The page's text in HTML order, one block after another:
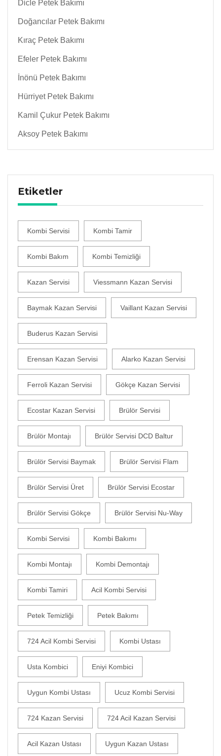
Dicle Petek Bakımı
Doğancılar Petek Bakımı
Kıraç Petek Bakımı
Efeler Petek Bakımı
İnönü Petek Bakımı
Hürriyet Petek Bakımı
Kamil Çukur Petek Bakımı
Aksoy Petek Bakımı
Etiketler
Kombi Servisi Kombi Tamir
Kombi Bakım Kombi Temizliği
Kazan Servisi Viessmann Kazan Servisi
Baymak Kazan Servisi Vaillant Kazan Servisi
Buderus Kazan Servisi
Erensan Kazan Servisi Alarko Kazan Servisi
Ferroli Kazan Servisi Gökçe Kazan Servisi
Ecostar Kazan Servisi Brülör Servisi
Brülör Montajı Brülör Servisi DCD Baltur
Brülör Servisi Baymak Brülör Servisi Flam
Brülör Servisi Üret Brülör Servisi Ecostar
Brülör Servisi Gökçe Brülör Servisi Nu-Way
Kombi Servisi Kombi Bakımı
Kombi Montajı Kombi Demontajı
Kombi Tamiri Acil Kombi Servisi
Petek Temizliği Petek Bakımı
724 Acil Kombi Servisi Kombi Ustası
Usta Kombici Eniyi Kombici
Uygun Kombi Ustası Ucuz Kombi Servisi
724 Kazan Servisi 724 Acil Kazan Servisi
Acil Kazan Ustası Uygun Kazan Ustası